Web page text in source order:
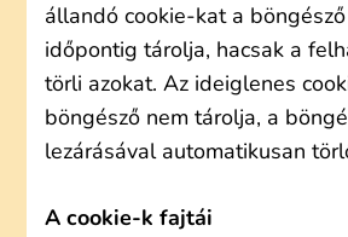
állandó cookie-kat a
időpontig tárolja, hacsak a
törli azokat. Az ideiglenes
böngésző nem tárolja, a
lezárásával automatikusan
A cookie-k fajtái